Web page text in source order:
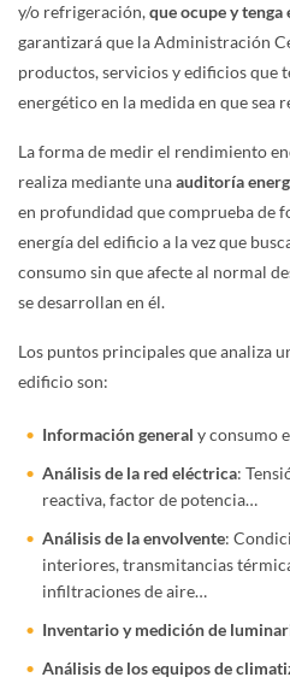
y/o refrigeración,que ocupe y tenga
garantizará que la Administración
productos, servicios y edificios que
energético en la medida en que sea
La forma de medir el rendimiento
realiza mediante unaauditoría
en profundidad que comprueba de
energía del edificio a la vez que
consumo sin que afecte al normal
se desarrollan en él.
Los puntos principales que analiza
edificio son:
Información general y consumo
Análisis de la red eléctrica:
reactiva, factor de potencia…
Análisis de la envolvente:
interiores, transmitancias
infiltraciones de aire…
Inventario y medición de
Análisis de los equipos de